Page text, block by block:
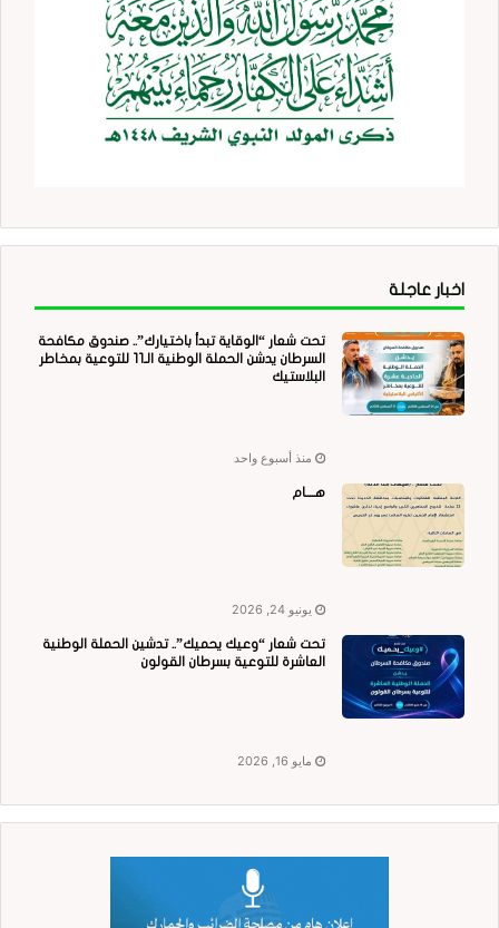
اخبار عاجلة
تحت شعار “الوقاية تبدأ باختيارك”.. صندوق مكافحة
السرطان يدشن الحملة الوطنية الـ11 للتوعية بمخاطر
البلاستيك
منذ أسبوع واحد
هــــام
يونيو 24, 2026
تحت شعار “وعيك يحميك”.. تدشين الحملة الوطنية
العاشرة للتوعية بسرطان القولون
مايو 16, 2026